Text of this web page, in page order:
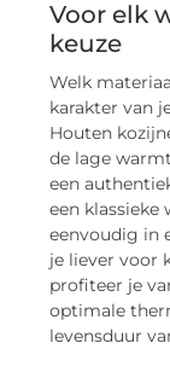
Voor elk
keuze
Welk
karakter van
Houten
de lage
een
een
eenvoudig in
je liever voor
profiteer je
optimale
levensduur